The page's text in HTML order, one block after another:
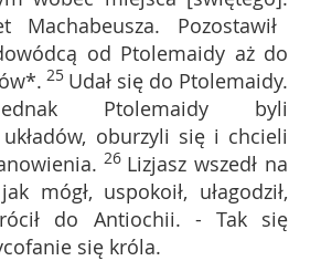
Machabeusza. Pozostawił
od Ptolemaidy aż do
25 Udał się do Ptolemaidy.
Ptolemaidy byli
oburzyli się i chcieli
26 Lizjasz wszedł na
mógł, uspokoił, ułagodził,
do Antiochii. - Tak się
się króla.